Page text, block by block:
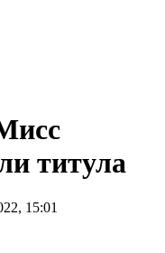
титула
15:01